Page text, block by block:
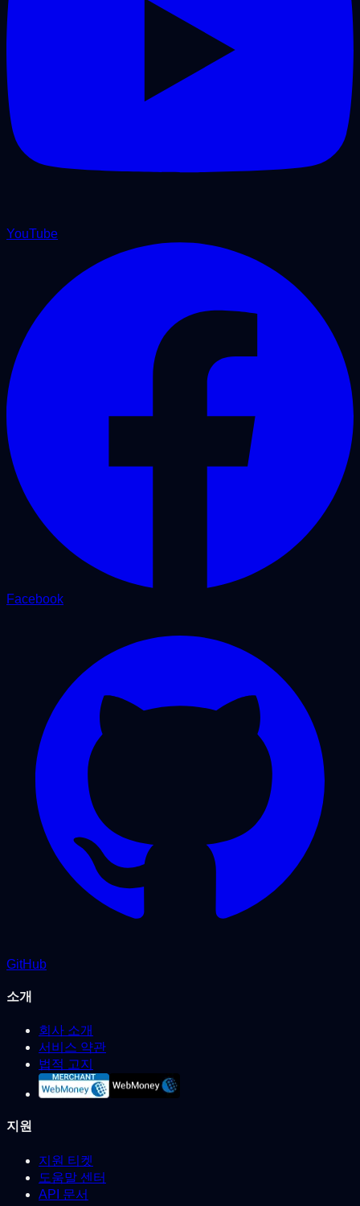
YouTube
Facebook
GitHub
소개
회사 소개
서비스 약관
법적 고지
지원
지원 티켓
도움말 센터
API 문서